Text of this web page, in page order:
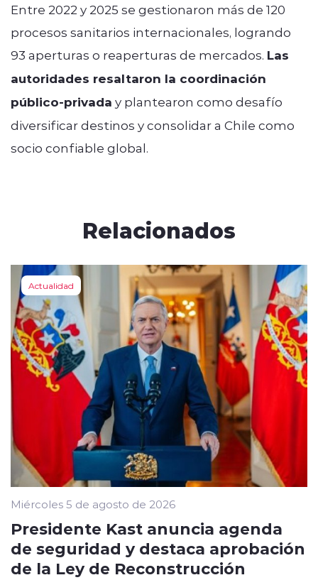
Entre 2022 y 2025 se gestionaron más de 120
procesos sanitarios internacionales, logrando
93 aperturas o reaperturas de mercados. Las
autoridades resaltaron la coordinación
público-privada y plantearon como desafío
diversificar destinos y consolidar a Chile como
socio confiable global.
Relacionados
Actualidad
Miércoles 5 de agosto de 2026
Presidente Kast anuncia agenda
de seguridad y destaca aprobación
de la Ley de Reconstrucción